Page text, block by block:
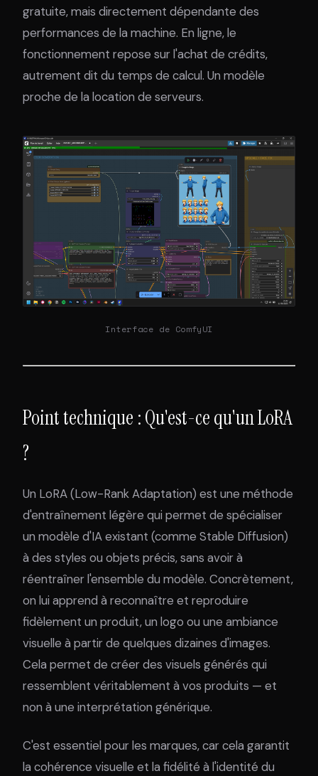
gratuite, mais directement dépendante des
performances de la machine. En ligne, le
fonctionnement repose sur l'achat de crédits,
autrement dit du temps de calcul. Un modèle
proche de la location de serveurs.
Interface de ComfyUI
Point technique : Qu'est-ce qu'un LoRA
?
Un LoRA (Low-Rank Adaptation) est une méthode
d'entraînement légère qui permet de spécialiser
un modèle d'IA existant (comme Stable Diffusion)
à des styles ou objets précis, sans avoir à
réentraîner l'ensemble du modèle. Concrètement,
on lui apprend à reconnaître et reproduire
fidèlement un produit, un logo ou une ambiance
visuelle à partir de quelques dizaines d'images.
Cela permet de créer des visuels générés qui
ressemblent véritablement à vos produits — et
non à une interprétation générique.
C'est essentiel pour les marques, car cela garantit
la cohérence visuelle et la fidélité à l'identité du